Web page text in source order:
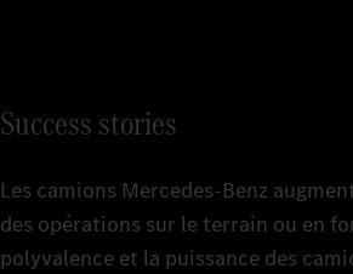
Success stories
Les camions Mercedes‑Benz
des opérations sur le terrain ou en
polyvalence et la puissance des